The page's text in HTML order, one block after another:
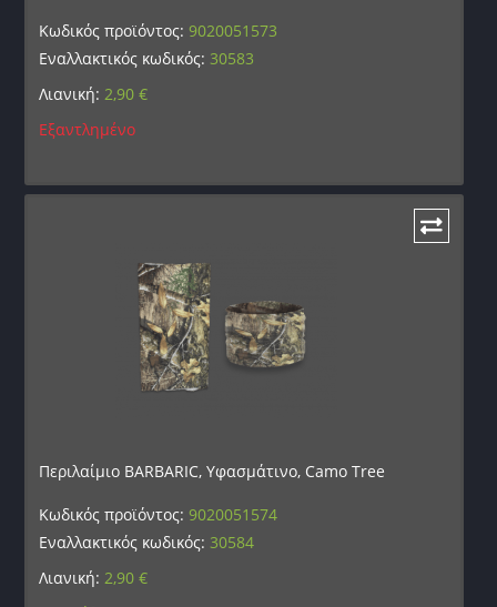
Κωδικός προϊόντος:9020051573
Εναλλακτικός κωδικός: 30583
Λιανική:2,90€
Εξαντλημένο
Περιλαίμιο BARBARIC, Υφασμάτινο, Camo Tree
Κωδικός προϊόντος:9020051574
Εναλλακτικός κωδικός: 30584
Λιανική:2,90€